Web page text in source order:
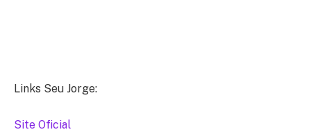
Links Seu Jorge:
Site Oficial